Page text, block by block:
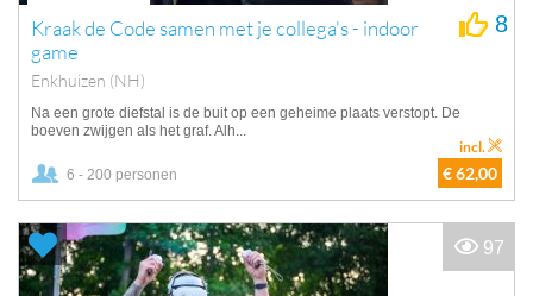
Kraak de Code samen met je collega's - indoor
game
Enkhuizen (NH)
8
Na een grote diefstal is de buit op een geheime plaats verstopt. De
boeven zwijgen als het graf. Alh...
6 - 200 personen € 62,00
incl.
97